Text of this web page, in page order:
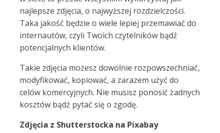
najlepsze zdjęcia, o najwyższej rozdzielczości.
Taka jakość będzie o wiele lepiej przemawiać do
internautów, czyli Twoich czytelników bądź
potencjalnych klientów.
Takie zdjęcia możesz dowolnie rozpowszechniać,
modyfikować, kopiować, a zarazem użyć do
celów komercyjnych. Nie musisz ponosić żadnych
kosztów bądź pytać się o zgodę.
Zdjęcia z Shutterstocka na Pixabay